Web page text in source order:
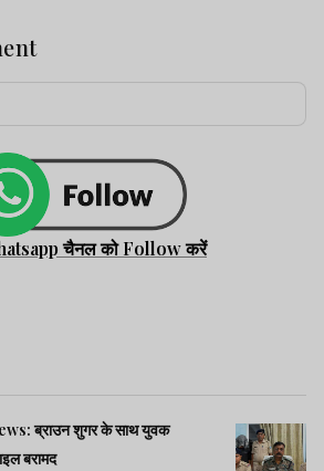
चैनल को Follow करें
ब्राउन शुगर के साथ युवक
बरामद